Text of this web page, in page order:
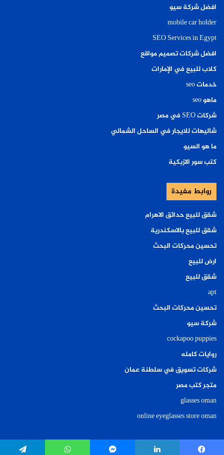
افضل شركة سيو
mobile car holder
SEO Services in Egypt
افضل شركات تصميم مواقع
كلاب للبيع في الإمارات
خدمات seo
ماهو seo
شركات SEO في مصر
شاليهات للايجار في الساحل الشمالي
ما هو السيو
كتب سور الازبكية
روابط مفيدة
شقق للبيع حدائق الاهرام
شقق للبيع بالاسكندرية
تحسين محركات البحث
ارض للبيع
شقق للبيع
apt
تحسين محركات البحث
شركة سيو
cockapoo puppies
روايات كامله
شركات تسويق في سلطنة عمان
متجر كتب مصر
glasses oman
online eyeglasses store oman